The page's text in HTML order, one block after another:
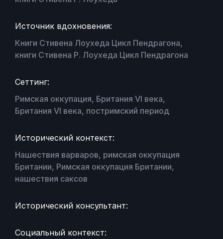
Источник вдохновения:
Книги Стивена Лоухеда Цикл Пендрагона,
книги Стивена Р. Лоухеда Цикл Пендрагона
Сеттинг:
Римская оккупация, Британия VI века,
Британия VI века, постримский период
Исторический контекст:
Нашествия варваров, римская оккупация
Британии, Римская оккупация Британии,
нашествия саксов
Исторический консультант:
Социальный контекст: